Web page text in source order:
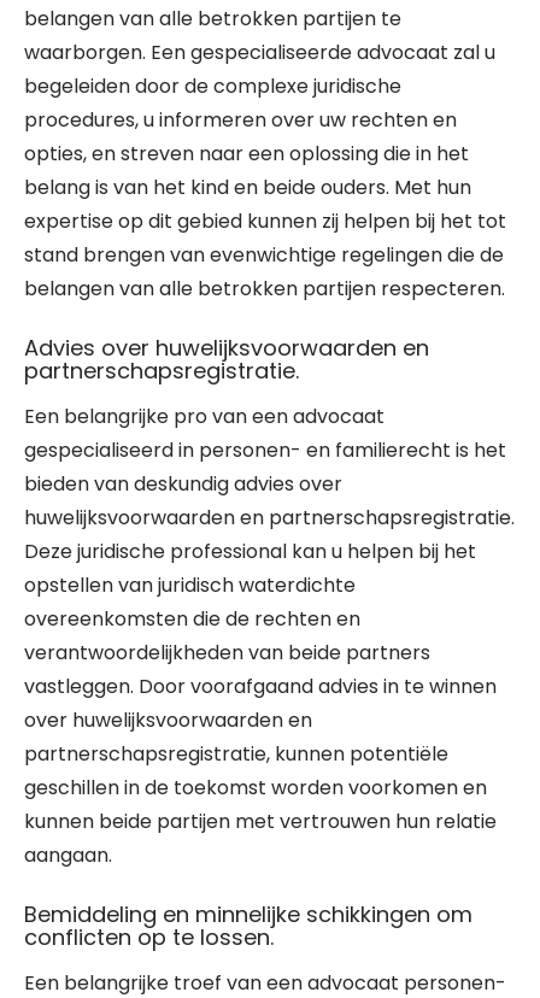
belangen van alle betrokken partijen te
waarborgen. Een gespecialiseerde advocaat zal u
begeleiden door de complexe juridische
procedures, u informeren over uw rechten en
opties, en streven naar een oplossing die in het
belang is van het kind en beide ouders. Met hun
expertise op dit gebied kunnen zij helpen bij het tot
stand brengen van evenwichtige regelingen die de
belangen van alle betrokken partijen respecteren.
Advies over huwelijksvoorwaarden en
partnerschapsregistratie.
Een belangrijke pro van een advocaat
gespecialiseerd in personen- en familierecht is het
bieden van deskundig advies over
huwelijksvoorwaarden en partnerschapsregistratie.
Deze juridische professional kan u helpen bij het
opstellen van juridisch waterdichte
overeenkomsten die de rechten en
verantwoordelijkheden van beide partners
vastleggen. Door voorafgaand advies in te winnen
over huwelijksvoorwaarden en
partnerschapsregistratie, kunnen potentiële
geschillen in de toekomst worden voorkomen en
kunnen beide partijen met vertrouwen hun relatie
aangaan.
Bemiddeling en minnelijke schikkingen om
conflicten op te lossen.
Een belangrijke troef van een advocaat personen-